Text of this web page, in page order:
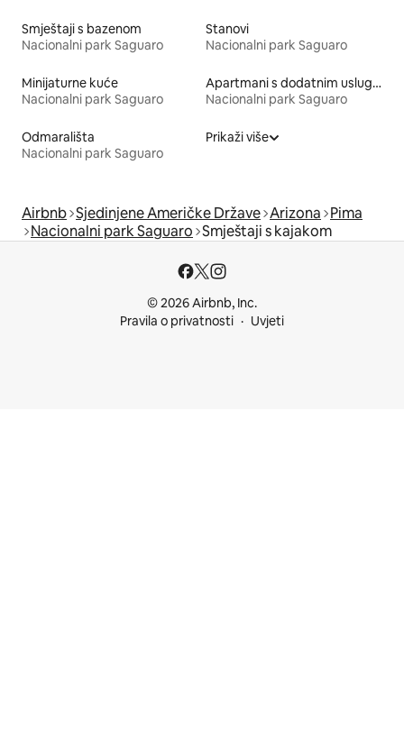
Smještaji s bazenom
Nacionalni park Saguaro
Stanovi
Nacionalni park Saguaro
Minijaturne kuće
Nacionalni park Saguaro
Apartmani s dodatnim uslugama
Nacionalni park Saguaro
Odmarališta
Nacionalni park Saguaro
Prikaži više
Airbnb Sjedinjene Američke Države Arizona Pima
Nacionalni park Saguaro Smještaji s kajakom
© 2026 Airbnb, Inc.
Pravila o privatnosti
Uvjeti